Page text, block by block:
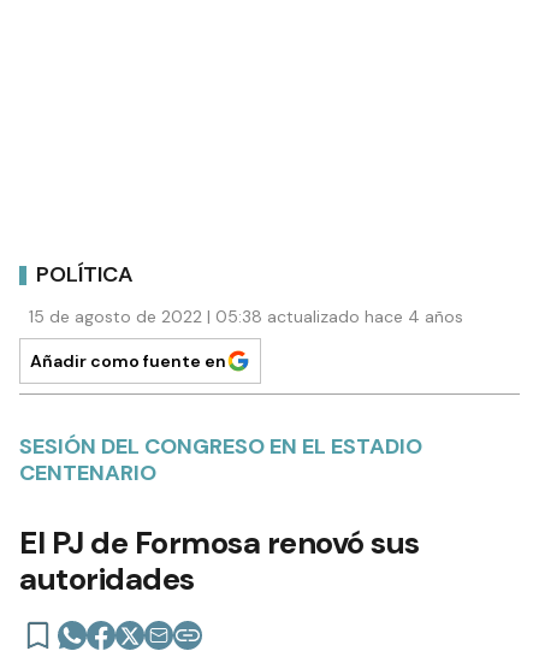
POLÍTICA
15 de agosto de 2022 | 05:38 actualizado hace 4 años
Añadir como fuente en
SESIÓN DEL CONGRESO EN EL ESTADIO
CENTENARIO
El PJ de Formosa renovó sus
autoridades